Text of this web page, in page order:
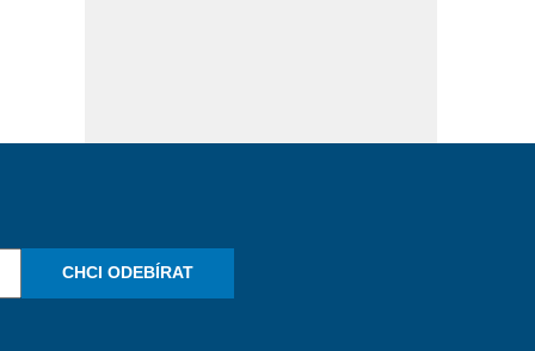
CHCI ODEBÍRAT